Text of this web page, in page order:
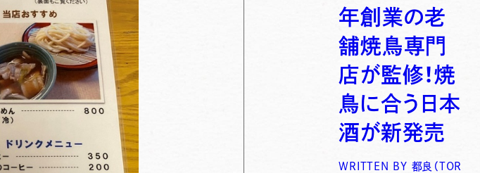
年創業の老
舗焼鳥専門
店が監修！焼
鳥に合う日本
酒が新発売
WRITTEN BY 都良（TOR